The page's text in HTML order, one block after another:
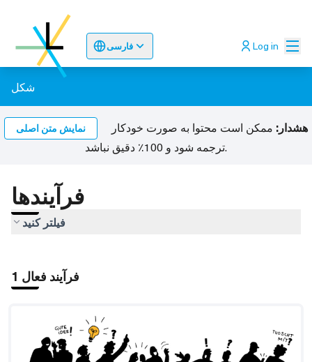
فارسی
Sprache wählen Choose languageOdaberite
Log in
شکل
نمایش متن اصلی هشدار: ممکن است محتوا به صورت خودکار
ترجمه شود و 100٪ دقیق نباشد.
فرآیندها
فیلتر کنید
1 فرآیند فعال